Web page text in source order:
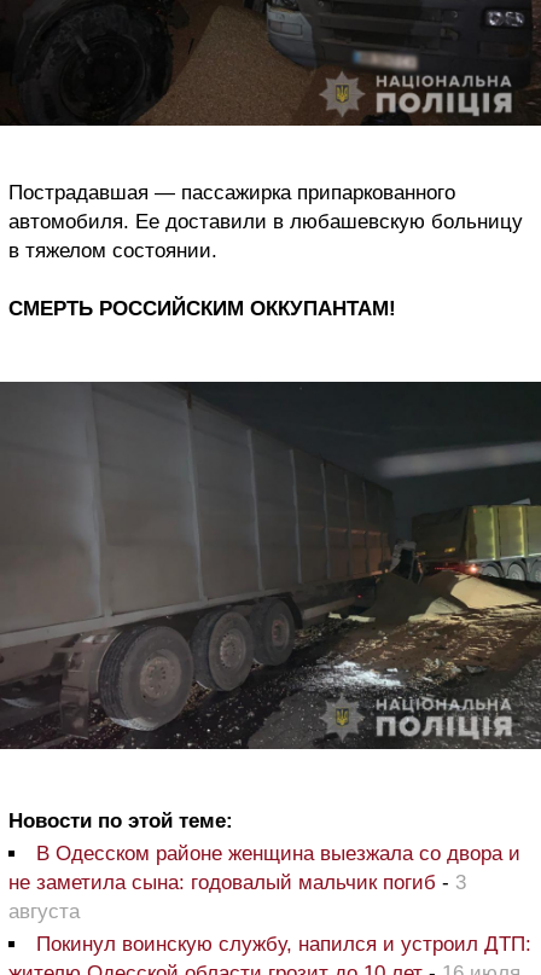
Пострадавшая — пассажирка припаркованного
автомобиля. Ее доставили в любашевскую больницу
в тяжелом состоянии.
СМЕРТЬ РОССИЙСКИМ ОККУПАНТАМ!
Новости по этой теме:
В Одесском районе женщина выезжала со двора и
не заметила сына: годовалый мальчик погиб - 3
августа
Покинул воинскую службу, напился и устроил ДТП: